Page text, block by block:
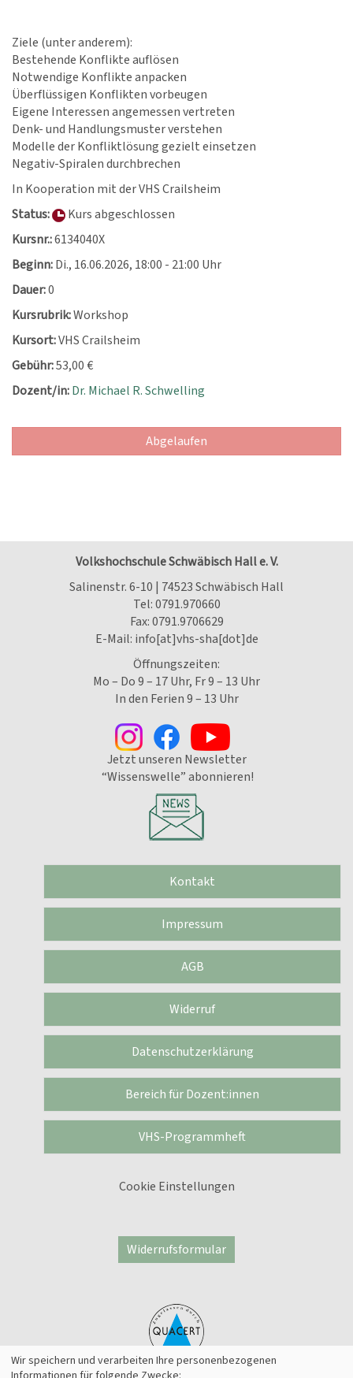
Ziele (unter anderem):
Bestehende Konflikte auflösen
Notwendige Konflikte anpacken
Überflüssigen Konflikten vorbeugen
Eigene Interessen angemessen vertreten
Denk- und Handlungsmuster verstehen
Modelle der Konfliktlösung gezielt einsetzen
Negativ-Spiralen durchbrechen
In Kooperation mit der VHS Crailsheim
Status:
Kurs abgeschlossen
Kursnr.:6134040X
Beginn:Di., 16.06.2026, 18:00 - 21:00 Uhr
Dauer:0
Kursrubrik:Workshop
Kursort:VHS Crailsheim
Gebühr:53,00 €
Dozent/in:Dr. Michael R. Schwelling
Abgelaufen
Volkshochschule Schwäbisch Hall e. V.
Salinenstr. 6-10 | 74523 Schwäbisch Hall
Tel:0791.970660
Fax: 0791.9706629
E-Mail: info[at]vhs-sha[dot]de
Öffnungszeiten:
Mo – Do 9 – 17 Uhr, Fr 9 – 13 Uhr
In den Ferien 9 – 13 Uhr
Jetzt unseren Newsletter
“Wissenswelle” abonnieren!
Kontakt
Impressum
AGB
Widerruf
Datenschutzerklärung
Bereich für Dozent:innen
VHS-Programmheft
Cookie Einstellungen
Widerrufsformular
Wir speichern und verarbeiten Ihre personenbezogenen